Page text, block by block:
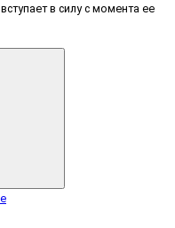
в силу с момента ее